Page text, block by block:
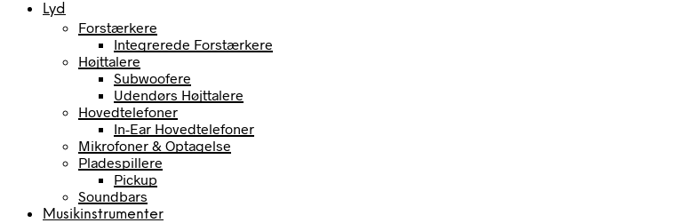
Lyd
Forstærkere
Integrerede Forstærkere
Højttalere
Subwoofere
Udendørs Højttalere
Hovedtelefoner
In-Ear Hovedtelefoner
Mikrofoner & Optagelse
Pladespillere
Pickup
Soundbars
Musikinstrumenter